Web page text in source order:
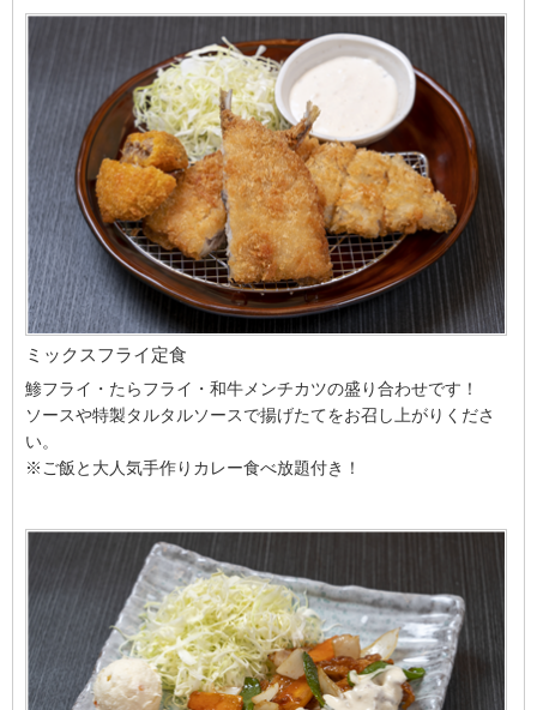
ミックスフライ定食
鯵フライ・たらフライ・和牛メンチカツの盛り合わせです！
ソースや特製タルタルソースで揚げたてをお召し上がりくださ
い。
※ご飯と大人気手作りカレー食べ放題付き！